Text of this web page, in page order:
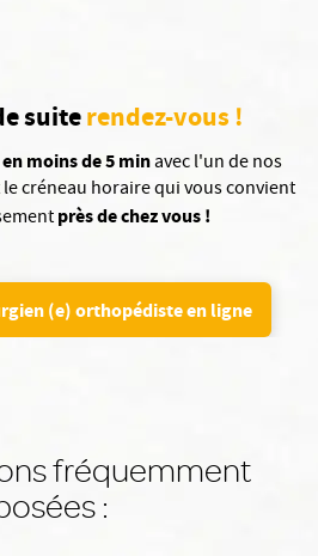
suiterendez-vous !
en moins de 5 minavec l'un de nos
créneau horaire qui vous convient
près de chez vous !
(e) orthopédiste en ligne
fréquemment
: